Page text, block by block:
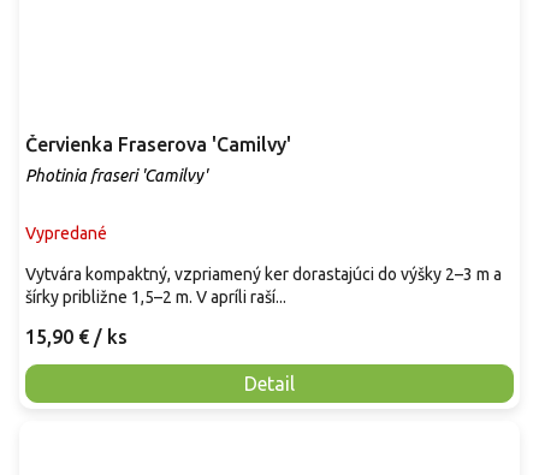
Červienka Fraserova 'Camilvy'
Photinia fraseri 'Camilvy'
Vypredané
15,90 € / ks
Detail
Vytvára kompaktný, vzpriamený ker dorastajúci do výšky 2–3 m a
šírky približne 1,5–2 m. V apríli raší...